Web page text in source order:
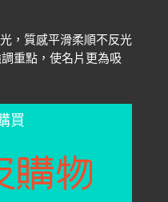
，質感平滑柔順不反光
重點，使名片更為吸
買